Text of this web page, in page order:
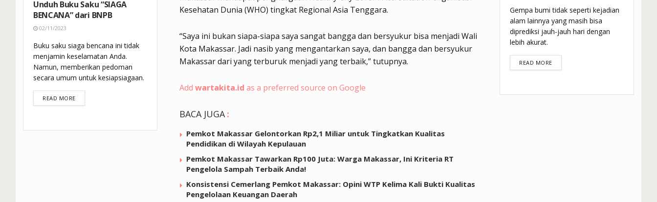
Kesehatan Dunia (WHO) tingkat Regional Asia Tenggara.
“Saya ini bukan siapa-siapa saya sangat bangga dan bersyukur bisa menjadi Wali
Kota Makassar. Jadi nasib yang mengantarkan saya, dan bangga dan bersyukur
Makassar dari yang terburuk menjadi yang terbaik,” tutupnya.
Add wartakita.id as a preferred source on Google
BACA JUGA :
Pemkot Makassar Gelontorkan Rp2,1 Miliar untuk Tingkatkan Kualitas
Pendidikan di Wilayah Kepulauan
Pemkot Makassar Tawarkan Rp100 Juta: Warga Makassar, Ini Kriteria RT
Pengelola Sampah Terbaik Anda!
Konsistensi Cemerlang Pemkot Makassar: Opini WTP Kelima Kali Bukti Kualitas
Pengelolaan Keuangan Daerah
Unduh Buku Saku “SIAGA
BENCANA” dari BNPB
02/11/2023
Buku saku siaga bencana ini tidak
menjamin keselamatan Anda.
Namun, memberikan pedoman
secara umum untuk kesiapsiagaan.
READ MOREDETAILS
Gempa bumi tidak seperti kejadian
alam lainnya yang masih bisa
diprediksi jauh-jauh hari dengan
lebih akurat.
READ MOREDETAILS